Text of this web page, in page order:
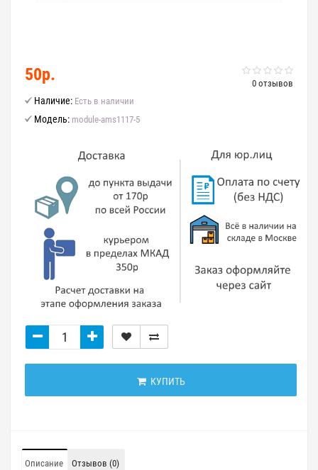
0 отзывов
50р.
Наличие: Есть в наличии
Модель: module-ams1117-5
КУПИТЬ
Описание Отзывов (0)